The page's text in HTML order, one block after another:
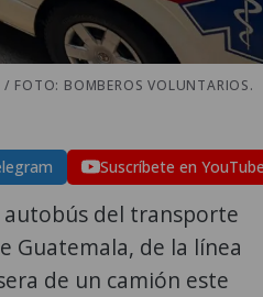
/ FOTO: BOMBEROS VOLUNTARIOS.
Suscríbete en
autobús del transporte
Guatemala, de la línea
de un camión este